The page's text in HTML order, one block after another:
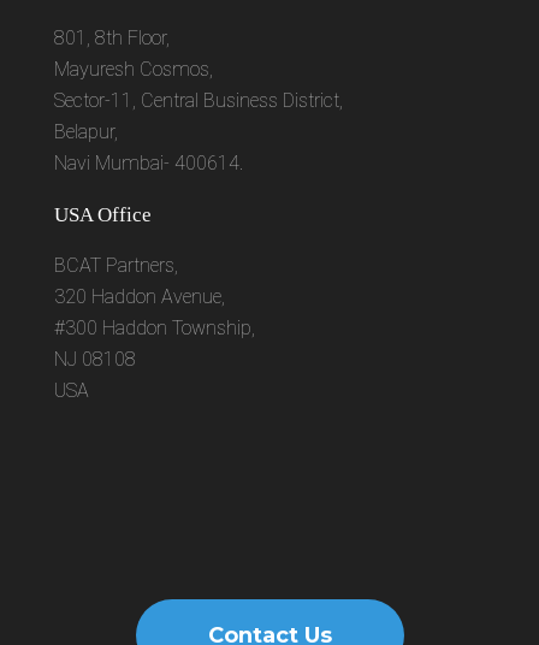
801, 8th Floor,
Mayuresh Cosmos,
Sector-11, Central Business District,
Belapur,
Navi Mumbai- 400614.
USA Office
BCAT Partners,
320 Haddon Avenue,
#300 Haddon Township,
NJ 08108
USA
Contact Us